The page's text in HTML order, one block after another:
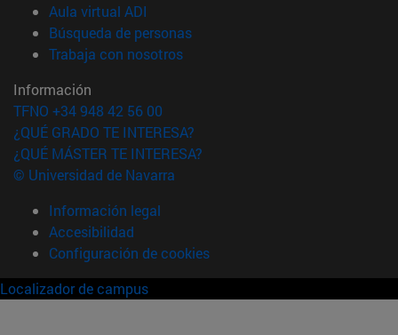
Aula virtual ADI
Búsqueda de personas(abre en nueva ventana)
Trabaja con nosotros(abre en nueva ventana)
Información
TFNO +34 948 42 56 00
¿QUÉ GRADO TE INTERESA?
¿QUÉ MÁSTER TE INTERESA?
© Universidad de Navarra
Información legal
Accesibilidad
Configuración de cookies
Localizador de campus